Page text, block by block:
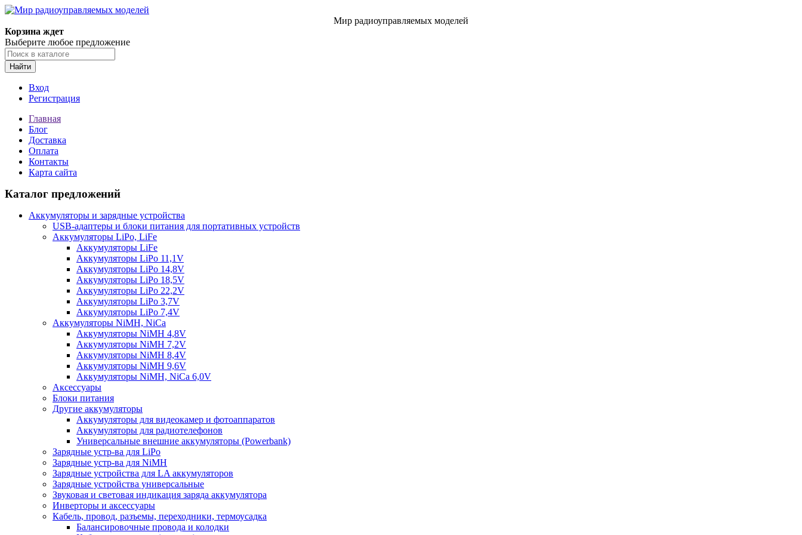
Мир радиоуправляемых моделей
Корзина ждет
Выберите любое предложение
Найти
Вход
Регистрация
Главная
Блог
Доставка
Оплата
Контакты
Карта сайта
Каталог предложений
Аккумуляторы и зарядные устройства
USB-адаптеры и блоки питания для портативных устройств
Аккумуляторы LiPo, LiFe
Аккумуляторы LiFe
Аккумуляторы LiPo 11,1V
Аккумуляторы LiPo 14,8V
Аккумуляторы LiPo 18,5V
Аккумуляторы LiPo 22,2V
Аккумуляторы LiPo 3,7V
Аккумуляторы LiPo 7,4V
Аккумуляторы NiMH, NiCa
Аккумуляторы NiMH 4,8V
Аккумуляторы NiMH 7,2V
Аккумуляторы NiMH 8,4V
Аккумуляторы NiMH 9,6V
Аккумуляторы NiMH, NiCa 6,0V
Аксессуары
Блоки питания
Другие аккумуляторы
Аккумуляторы для видеокамер и фотоаппаратов
Аккумуляторы для радиотелефонов
Универсальные внешние аккумуляторы (Powerbank)
Зарядные устр-ва для LiPo
Зарядные устр-ва для NiMH
Зарядные устройства для LA аккумуляторов
Зарядные устройства универсальные
Звуковая и световая индикация заряда аккумулятора
Инверторы и аксессуары
Кабель, провод, разъемы, переходники, термоусадка
Балансировочные провода и колодки